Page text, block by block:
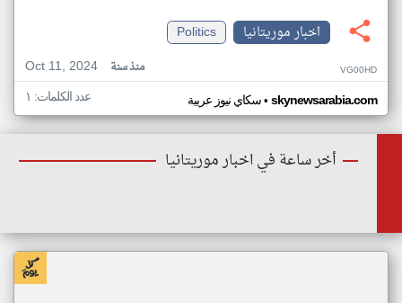
اخبار موريتانيا
Politics
Oct 11, 2024
منذ سنة VG00HD
سكاي نيوز عربية• skynewsarabia.com عدد الكلمات: ١
أخر ساعة في اخبار موريتانيا